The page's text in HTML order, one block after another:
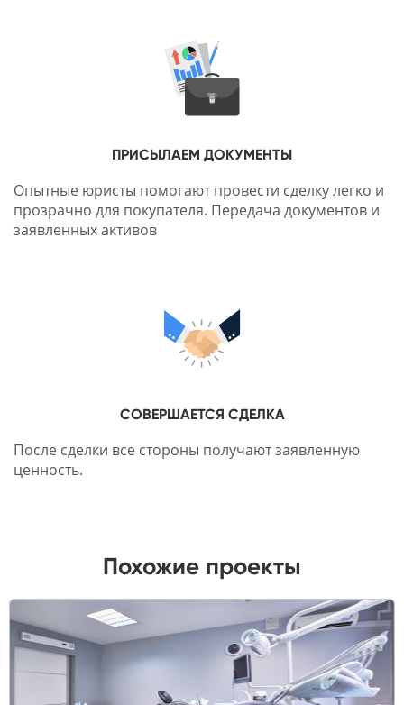
ПРИСЫЛАЕМ ДОКУМЕНТЫ
Опытные юристы помогают провести сделку легко и
прозрачно для покупателя. Передача документов и
заявленных активов
СОВЕРШАЕТСЯ СДЕЛКА
После сделки все стороны получают заявленную
ценность.
Похожие проекты